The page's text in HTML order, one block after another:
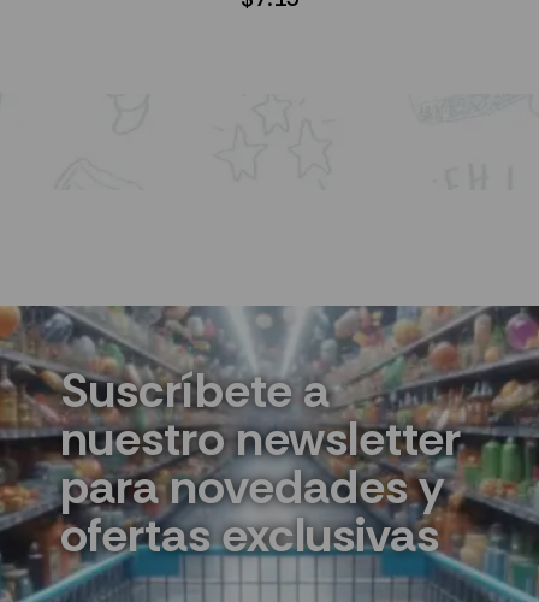
Suscríbete a
nuestro newsletter
para novedades y
ofertas exclusivas